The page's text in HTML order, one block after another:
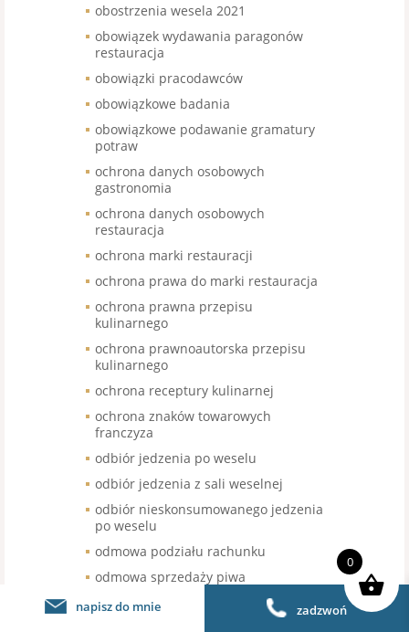
obostrzenia wesela 2021
obowiązek wydawania paragonów
restauracja
obowiązki pracodawców
obowiązkowe badania
obowiązkowe podawanie gramatury
potraw
ochrona danych osobowych
gastronomia
ochrona danych osobowych
restauracja
ochrona marki restauracji
ochrona prawa do marki restauracja
ochrona prawna przepisu
kulinarnego
ochrona prawnoautorska przepisu
kulinarnego
ochrona receptury kulinarnej
ochrona znaków towarowych
franczyza
odbiór jedzenia po weselu
odbiór jedzenia z sali weselnej
odbiór nieskonsumowanego jedzenia
po weselu
odmowa podziału rachunku
odmowa sprzedaży piwa
odroczenie terminu wymiany kasy
napisz do mnie zadzwoń
0